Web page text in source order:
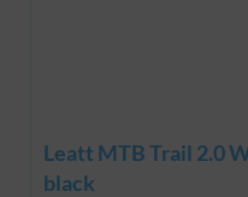
Leatt MTB Trail 2.0
black